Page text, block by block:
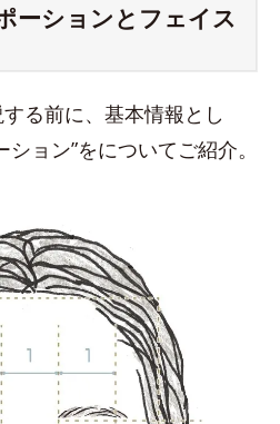
ーションとフェイス
る前に、基本情報とし
ョン”をについてご紹介。